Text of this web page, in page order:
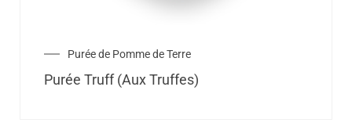
Purée de Pomme de Terre
Purée Truff (Aux Truffes)